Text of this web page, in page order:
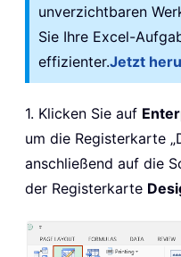
unverzichtbaren
Sie Ihre Excel-
effizienter.Jetzt
1. Klicken Sie auf
um die Registerkarte
anschließend auf die
der Registerkarte